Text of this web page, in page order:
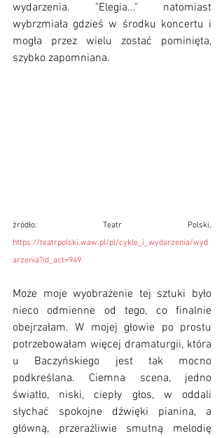
wydarzenia. "Elegia..." natomiast
wybrzmiała gdzieś w środku koncertu i
mogła przez wielu zostać pominięta,
szybko zapomniana.
https://teatrpolski.waw.pl/pl/cykle_i_wydarzenia/wyd
arzenia?id_act=949
Może moje wyobrażenie tej sztuki było
nieco odmienne od tego, co finalnie
obejrzałam. W mojej głowie po prostu
potrzebowałam więcej dramaturgii, która
u Baczyńskiego jest tak mocno
podkreślana. Ciemna scena, jedno
światło, niski, ciepły głos, w oddali
słychać spokojne dźwięki pianina, a
główną, przeraźliwie smutną melodię